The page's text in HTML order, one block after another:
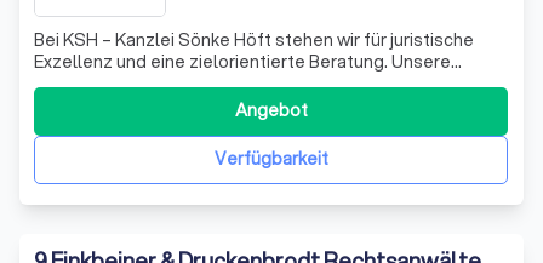
Bei KSH – Kanzlei Sönke Höft stehen wir für juristische
Exzellenz und eine zielorientierte Beratung. Unsere
Kanzlei zeichnet sich durch Fachanwaltschaften und
umfassende Berufserfahrung aus, die es uns
ermöglichen, höchsten Qualitätsansprüchen gerecht zu
werden. Unsere Mandanten schätzen insbesonder
Verfügbarkeit
Angebot